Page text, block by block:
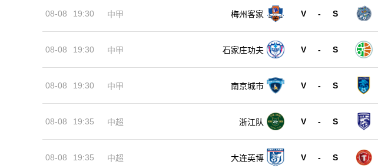
08-08 19:30 中甲 梅州客家 V - S
08-08 19:30 中甲 石家庄功夫 V - S
08-08 19:30 中甲 南京城市 V - S
08-08 19:35 中超 浙江队 V - S
08-08 19:35 中超 大连英博 V - S